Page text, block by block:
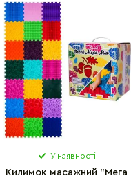
У наявності
Килимок масажний "Мега